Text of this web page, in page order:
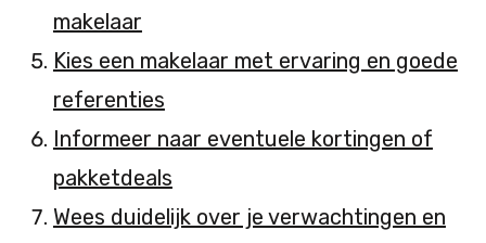
makelaar
Kies een makelaar met ervaring en goede
referenties
Informeer naar eventuele kortingen of
pakketdeals
Wees duidelijk over je verwachtingen en